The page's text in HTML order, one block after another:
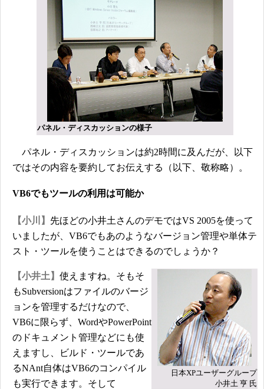
パネル・ディスカッションの様子
パネル・ディスカッションは約2時間に及んだが、以下
ではその内容を要約してお伝えする（以下、敬称略）。
VB6でもツールの利用は可能か
【小川】 先ほどの小井土さんのデモではVS 2005を使って
いましたが、VB6でもあのようなバージョン管理や単体テ
スト・ツールを使うことはできるのでしょうか？
日本XPユーザーグループ
小井土 亨 氏
【小井土】 使えますね。そもそ
もSubversionはファイルのバージ
ョンを管理するだけなので、
VB6に限らず、WordやPowerPoint
のドキュメント管理などにも使
えますし、ビルド・ツールであ
るNAnt自体はVB6のコンパイル
も実行できます。そして